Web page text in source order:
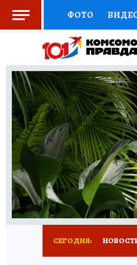
ФОТО
ВЫБОР
КНИЖНАЯ
ПРЕСС-ЦЕНТР
РАДИО КП
СЕГОДНЯ: